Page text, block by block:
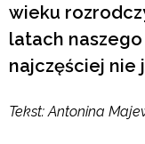
wieku
latach naszego
najczęściej nie
Tekst: Antonina